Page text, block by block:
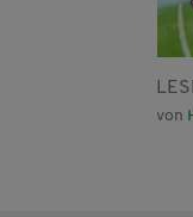
Auf
von